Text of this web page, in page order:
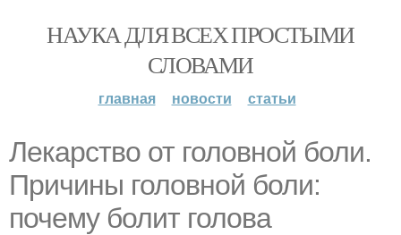
НАУКА ДЛЯ ВСЕХ ПРОСТЫМИ
СЛОВАМИ
главная новости статьи
Лекарство от головной боли.
Причины головной боли:
почему болит голова